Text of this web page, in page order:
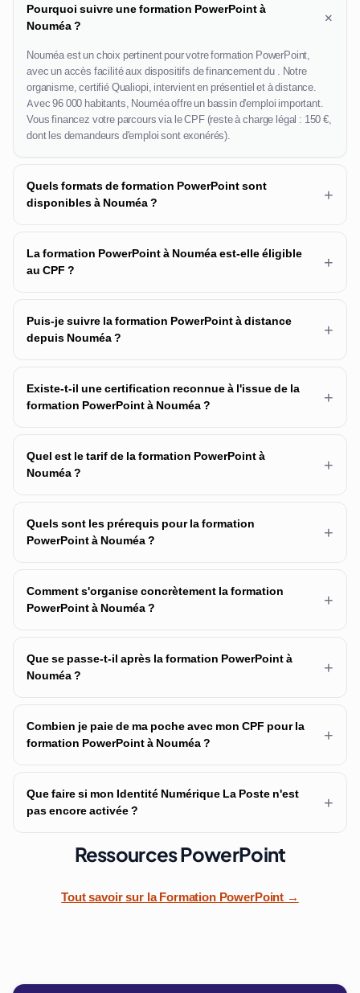
Pourquoi suivre une formation PowerPoint à
Nouméa ?
+
Nouméa est un choix pertinent pour votre formation PowerPoint,
avec un accès facilité aux dispositifs de financement du . Notre
organisme, certifié Qualiopi, intervient en présentiel et à distance.
Avec 96 000 habitants, Nouméa offre un bassin d'emploi important.
Vous financez votre parcours via le CPF (reste à charge légal : 150 €,
dont les demandeurs d'emploi sont exonérés).
Quels formats de formation PowerPoint sont
disponibles à Nouméa ?
+
La formation PowerPoint à Nouméa est-elle éligible
au CPF ?
+
Puis-je suivre la formation PowerPoint à distance
depuis Nouméa ?
+
Existe-t-il une certification reconnue à l'issue de la
formation PowerPoint à Nouméa ?
+
Quel est le tarif de la formation PowerPoint à
Nouméa ?
+
Quels sont les prérequis pour la formation
PowerPoint à Nouméa ?
+
Comment s'organise concrètement la formation
PowerPoint à Nouméa ?
+
Que se passe-t-il après la formation PowerPoint à
Nouméa ?
+
Combien je paie de ma poche avec mon CPF pour la
formation PowerPoint à Nouméa ?
+
Que faire si mon Identité Numérique La Poste n'est
pas encore activée ?
+
Ressources PowerPoint
Tout savoir sur la Formation PowerPoint →